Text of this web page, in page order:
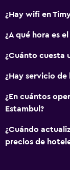
¿Hay wifi en
¿A qué hora es
¿Cuánto cuesta
¿Hay servicio de
¿En cuántos
Estambul?
¿Cuándo
precios de